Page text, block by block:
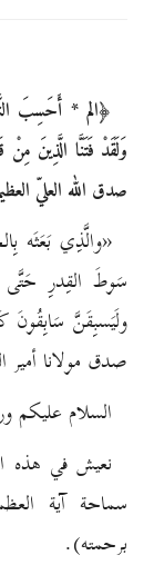
﴿الم * أَحَسِبَ
وَلَقَدْ فَتَنَّا الَّذِينَ مِنْ
صدق الله العليّ
«والَّذِي بَعَثَه
سَوطَ القِدرِ حَتَّى
ولَيَسبِقَنَّ سَابِقُونَ
صدق مولانا
السلام عليكم
نعيش في هذه
سماحة‌ آية‌
برحمته).